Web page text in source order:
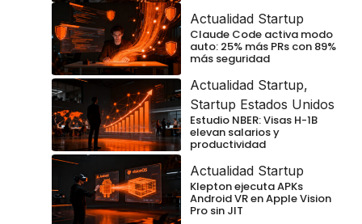
Actualidad Startup
Claude Code activa modo
auto: 25% más PRs con 89%
más seguridad
Actualidad Startup,
Startup Estados Unidos
Estudio NBER: Visas H-1B
elevan salarios y
productividad
Actualidad Startup
Klepton ejecuta APKs
Android VR en Apple Vision
Pro sin JIT